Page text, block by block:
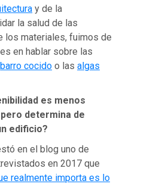
y de la
la salud de las
los materiales, fuimos de
en hablar sobre las
barro cocido o lasalgas
es menos
determina de
edificio?
en el blog uno de
en 2017 que
realmente importa es lo